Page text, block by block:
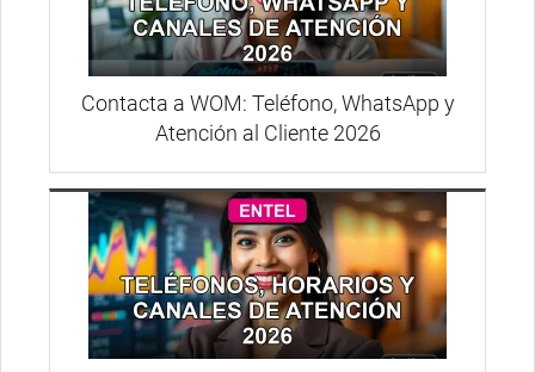
Contacta a WOM: Teléfono, WhatsApp y
Atención al Cliente 2026